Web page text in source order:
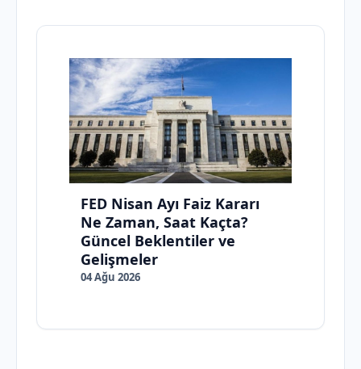
FED Nisan Ayı Faiz Kararı
Ne Zaman, Saat Kaçta?
Güncel Beklentiler ve
Gelişmeler
04 Ağu 2026